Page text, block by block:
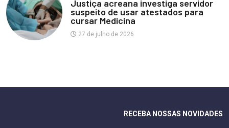
Justiça acreana investiga servidor
suspeito de usar atestados para
cursar Medicina
27 de julho de 2026
RECEBA NOSSAS NOVIDADES